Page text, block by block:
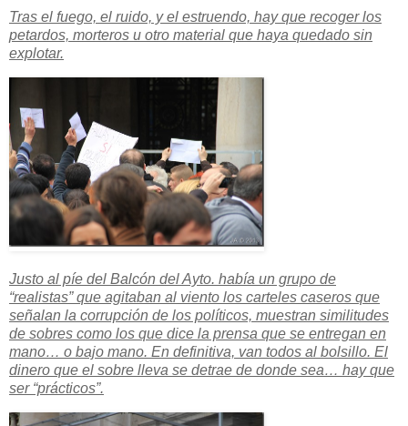
Tras el fuego, el ruido, y el estruendo, hay que recoger los
petardos, morteros u otro material que haya quedado sin
explotar.
Justo al píe del Balcón del Ayto. había un grupo de
“realistas” que agitaban al viento los carteles caseros que
señalan la corrupción de los políticos, muestran similitudes
de sobres como los que dice la prensa que se entregan en
mano… o bajo mano. En definitiva, van todos al bolsillo. El
dinero que el sobre lleva se detrae de donde sea… hay que
ser “prácticos”.